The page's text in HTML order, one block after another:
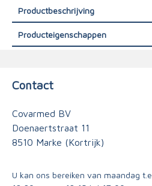
Productbeschrijving
Producteigenschappen
Contact
Covarmed BV
Doenaertstraat 11
8510 Marke (Kortrijk)
U kan ons bereiken van maandag